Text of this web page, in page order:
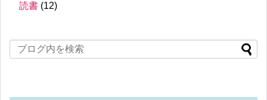
読書 (12)